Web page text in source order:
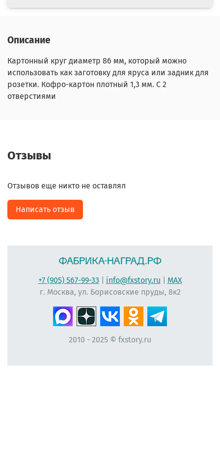
Описание
Картонный круг диаметр 86 мм, который можно
использовать как заготовку для яруса или задник для
розетки. Кофро-картон плотный 1,3 мм. С 2
отверстиями
Отзывы
Отзывов еще никто не оставлял
Написать отзыв
+7 (905) 567-99-33 info@fxstory.ru
MAX
г. Москва, ул. Борисовские пруды, 8к2
2010 - 2025 © fxstory.ru